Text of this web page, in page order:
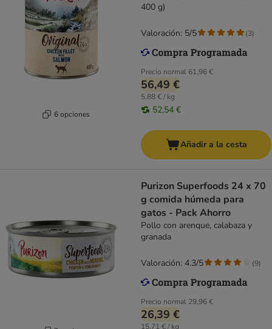
6 opciones
400 g)
Precio normal 61,96 €
56,49 €
5,88 € / kg
52,54 €
Valoración: 5/5 (3)
Añadir a la cesta
Purizon Superfoods 24 x 70
g comida húmeda para
gatos - Pack Ahorro
Pollo con arenque, calabaza y
granada
Precio normal 29,96 €
26,39 €
15,71 € / kg
Valoración: 4.3/5 (9)